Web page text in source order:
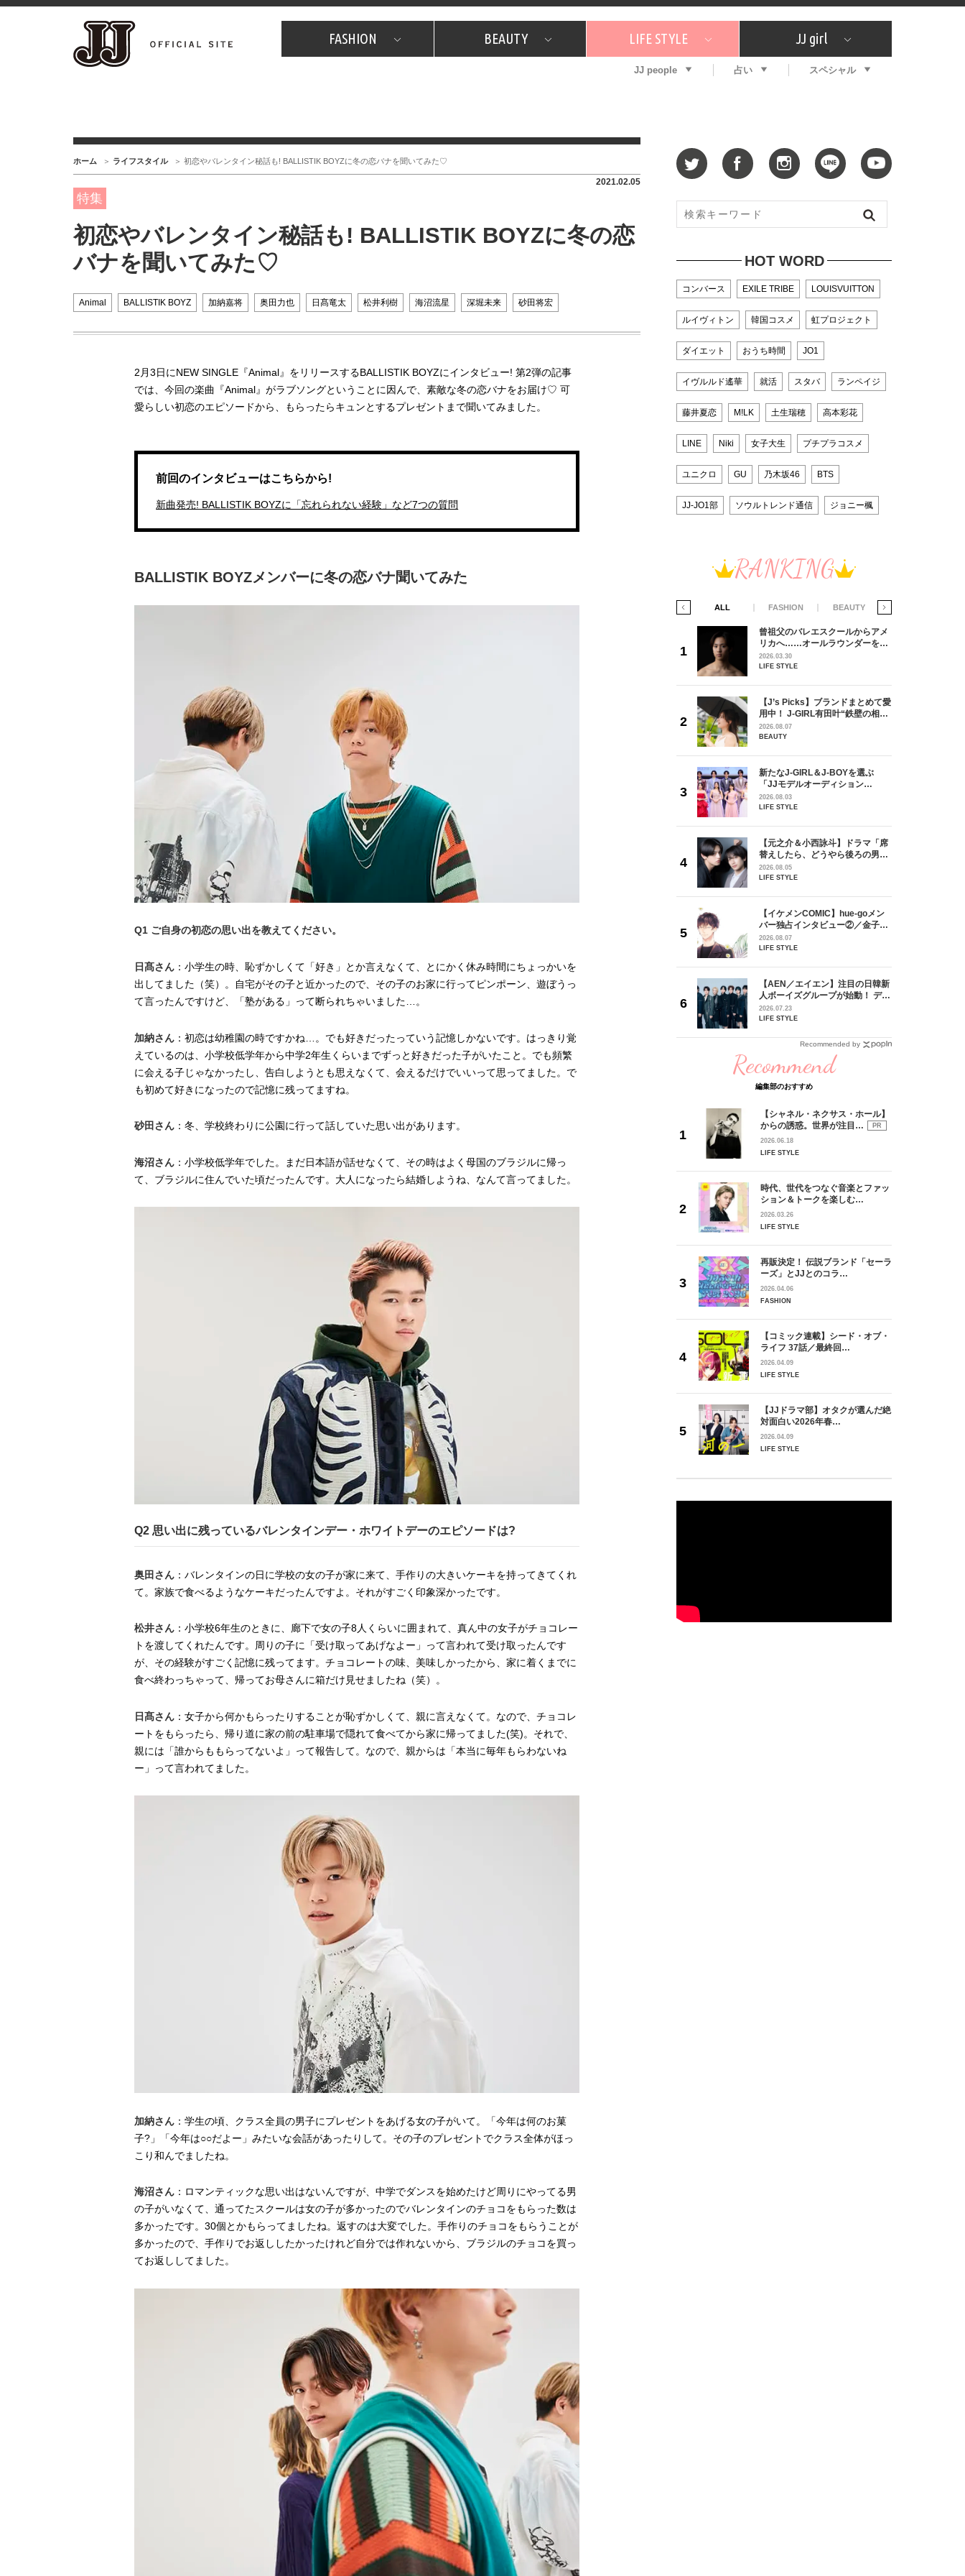
FASHION
JJスタッフの"それどこの"？ プチプラ プレゼント
BEAUTY
コスメ全部試してみた What's NEW？ 特集
LIFE STYLE
JJグルメガイド エンタメ プレゼント
恋愛
JJ girl
特集 おしゃラン！
JJ people 占い スペシャル
ホーム ライフスタイル 初恋やバレンタイン秘話も! BALLISTIK BOYZに冬の恋バナを聞いてみた♡
2021.02.05
特集
初恋やバレンタイン秘話も! BALLISTIK BOYZに冬の恋
バナを聞いてみた♡
Animal BALLISTIK BOYZ 加納嘉将 奥田力也 日髙竜太 松井利樹 海沼流星 深堀未来 砂田将宏
2月3日にNEW SINGLE『Animal』をリリースするBALLISTIK BOYZにインタビュー! 第2弾の記事
では、今回の楽曲『Animal』がラブソングということに因んで、素敵な冬の恋バナをお届け♡ 可
愛らしい初恋のエピソードから、もらったらキュンとするプレゼントまで聞いてみました。
前回のインタビューはこちらから!
新曲発売! BALLISTIK BOYZに「忘れられない経験」など7つの質問
BALLISTIK BOYZメンバーに冬の恋バナ聞いてみた
Q1 ご自身の初恋の思い出を教えてください。
日髙さん ：小学生の時、恥ずかしくて「好き」とか言えなくて、とにかく休み時間にちょっかいを
出してました（笑）。自宅がその子と近かったので、その子のお家に行ってピンポーン、遊ぼうっ
て言ったんですけど、「塾がある」って断られちゃいました…。
加納さん ：初恋は幼稚園の時ですかね…。でも好きだったっていう記憶しかないです。はっきり覚
えているのは、小学校低学年から中学2年生くらいまでずっと好きだった子がいたこと。でも頻繁
に会える子じゃなかったし、告白しようとも思えなくて、会えるだけでいいって思ってました。で
も初めて好きになったので記憶に残ってますね。
砂田さん ：冬、学校終わりに公園に行って話していた思い出があります。
海沼さん ：小学校低学年でした。まだ日本語が話せなくて、その時はよく母国のブラジルに帰っ
て、ブラジルに住んでいた頃だったんです。大人になったら結婚しようね、なんて言ってました。
Q2 思い出に残っているバレンタインデー・ホワイトデーのエピソードは?
奥田さん ：バレンタインの日に学校の女の子が家に来て、手作りの大きいケーキを持ってきてくれ
て。家族で食べるようなケーキだったんですよ。それがすごく印象深かったです。
松井さん ：小学校6年生のときに、廊下で女の子8人くらいに囲まれて、真ん中の女子がチョコレー
トを渡してくれたんです。周りの子に「受け取ってあげなよー」って言われて受け取ったんです
が、その経験がすごく記憶に残ってます。チョコレートの味、美味しかったから、家に着くまでに
食べ終わっちゃって、帰ってお母さんに箱だけ見せましたね（笑）。
日髙さん ：女子から何かもらったりすることが恥ずかしくて、親に言えなくて。なので、チョコレ
ートをもらったら、帰り道に家の前の駐車場で隠れて食べてから家に帰ってました(笑)。それで、
親には「誰からももらってないよ」って報告して。なので、親からは「本当に毎年もらわないね
ー」って言われてました。
加納さん ：学生の頃、クラス全員の男子にプレゼントをあげる女の子がいて。「今年は何のお菓
子?」「今年は○○だよー」みたいな会話があったりして。その子のプレゼントでクラス全体がほっ
こり和んでましたね。
海沼さん ：ロマンティックな思い出はないんですが、中学でダンスを始めたけど周りにやってる男
の子がいなくて、通ってたスクールは女の子が多かったのでバレンタインのチョコをもらった数は
多かったです。30個とかもらってましたね。返すのは大変でした。手作りのチョコをもらうことが
多かったので、手作りでお返ししたかったけれど自分では作れないから、ブラジルのチョコを買っ
てお返ししてました。
HOT WORD
コンバース EXILE TRIBE LOUISVUITTON
ルイヴィトン 韓国コスメ 虹プロジェクト
ダイエット おうち時間 JO1
イヴルルド遙華 就活 スタバ ランペイジ
藤井夏恋 M!LK 土生瑞穂 高本彩花
LINE Niki 女子大生 プチプラコスメ
ユニクロ GU 乃木坂46 BTS
JJ-JO1部 ソウルトレンド通信 ジョニー楓
RANKING
BEAUTY ALL FASHION BEAUTY
【JJ専属モデルの素顔】ビューテ
ィ大好き！ 松川 星のお気に入り
コスメをCHECK
2025.12.16
BEAUTY
【J’s Picks】J-GIRL早坂萌香の
徹底した日焼けケア！ でも、いち
ばん大切なのは…〈ビューティ＆
ファッション夏の必需品〉
2026.07.24
BEAUTY
【JJ専属モデルの素顔】ホ・ジウ
ォンの愛用スキンケアは敏感肌向
2025.12.09
て？】自称“コスメオタク見習
い”のポーチの中身、拝見しま
【JJ専属モデルの素顔】ツヤと輝
きを放つ美肌を生み出す松川 星の
愛用スキンケア
2025.12.16
【新世代J-POPグループ
ュー
曾祖父のバレエスクールからアメ
リカへ……オールラウンダーを目
指すダンサーは踊ることが好きす
ぎる【王子様の推しドコロ】
2026.03.30
LIFE STYLE
【J’s Picks】ブランドまとめて愛
用中！ J-GIRL有田叶“鉄壁の相
棒”〈ビューティ＆ファッション
夏の必需品〉
2026.08.07
BEAUTY
新たなJ-GIRL＆J-BOYを選ぶ
「JJモデルオーディション
2027」が募集開始！ 予選ブロッ
クは候補生の“魅力”を重視した
2026.08.03
LIFE STYLE
【元之介＆小西詠斗】ドラマ「席
替えしたら、どうやら後ろの男が
どうやら俺のこと好きらしい」放
送記念インタビュー♡ 「自然と詠
2026.08.05
LIFE STYLE
【イケメンCOMIC】hue-goメン
バー独占インタビュー②／金子玄
矢「感情をズバーッと言葉にでき
た時は幸せ〜」
2026.08.07
LIFE STYLE
【AEN／エイエン】注目の日韓新
人ボーイズグループが始動！ デビ
ュー目前のフレッシュな面々を独
占インタビュー。7人の魅力に迫
2026.07.23
LIFE STYLE
Recommended by
Recommend
編集部のおすすめ
【シャネル・ネクサス・ホール】
からの誘惑。世界が注目…
PR
2026.06.18
LIFE STYLE
時代、世代をつなぐ音楽とファッ
ション＆トークを楽しむ…
2026.03.26
LIFE STYLE
再販決定！ 伝説ブランド「セーラ
ーズ」とJJとのコラ…
2026.04.06
FASHION
【コミック連載】シード・オブ・
ライフ 37話／最終回…
2026.04.09
LIFE STYLE
【JJドラマ部】オタクが選んだ絶
対面白い2026年春…
2026.04.09
LIFE STYLE